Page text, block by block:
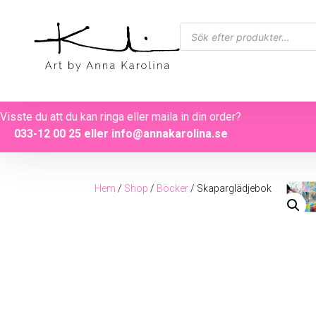
Visste du att du kan ringa eller maila in din order?
033-12 00 25eller info@annakarolina.se
Hem / Shop / Böcker / Skaparglädjebok